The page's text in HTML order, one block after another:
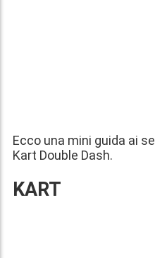
Ecco una mini guida ai
Kart Double Dash.
KART